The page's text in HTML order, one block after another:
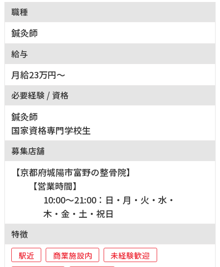
職種
鍼灸師
給与
月給23万円～
必要経験 / 資格
鍼灸師
国家資格専門学校生
募集店舗
【京都府城陽市富野の整骨院】
【営業時間】
10:00～21:00：日・月・火・水・
木・金・土・祝日
特徴
駅近 商業施設内
未経験歓迎